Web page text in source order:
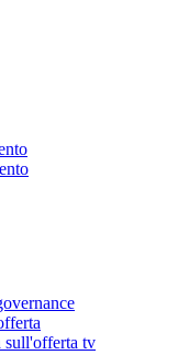
sull'offerta tv